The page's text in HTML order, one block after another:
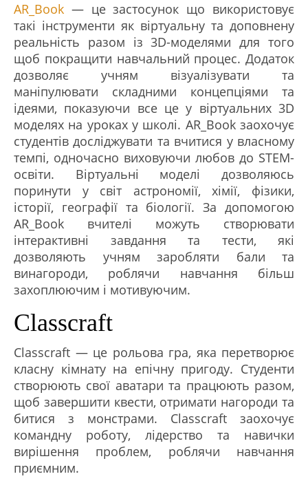
AR_Book — це застосунок що використовує
такі інструменти як віртуальну та доповнену
реальність разом із 3D-моделями для того
щоб покращити навчальний процес. Додаток
дозволяє учням візуалізувати та
маніпулювати складними концепціями та
ідеями, показуючи все це у віртуальних 3D
моделях на уроках у школі. AR_Book заохочує
студентів досліджувати та вчитися у власному
темпі, одночасно виховуючи любов до STEM-
освіти. Віртуальні моделі дозволяюсь
поринути у світ астрономії, хімії, фізики,
історії, географії та біології. За допомогою
AR_Book вчителі можуть створювати
інтерактивні завдання та тести, які
дозволяють учням заробляти бали та
винагороди, роблячи навчання більш
захоплюючим і мотивуючим.
Classcraft
Classcraft — це рольова гра, яка перетворює
класну кімнату на епічну пригоду. Студенти
створюють свої аватари та працюють разом,
щоб завершити квести, отримати нагороди та
битися з монстрами. Classcraft заохочує
командну роботу, лідерство та навички
вирішення проблем, роблячи навчання
приємним.